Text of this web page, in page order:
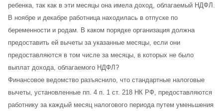
ребенка, так как в эти месяцы она имела доход, облагаемый НДФЛ.
В ноябре и декабре работница находилась в отпуске по
беременности и родам. В каком порядке организация должна
предоставить ей вычеты за указанные месяцы, если они
предоставляются в том числе за месяцы, в которых не было
выплат дохода, облагаемого НДФЛ?
Финансовое ведомство разъяснило, что стандартные налоговые
вычеты, установленные пп. 4 п. 1 ст. 218 НК РФ, предоставляются
работнику за каждый месяц налогового периода путем уменьшения